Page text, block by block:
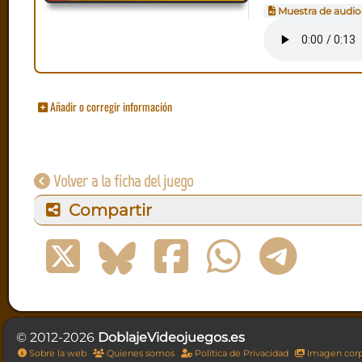
Muestra de audio
Añadir o corregir información
Volver a la ficha del juego
Compartir
© 2012-2026 DoblajeVideojuegos.es
Sobre la web Quienes somos Política de Privacidad Imagen